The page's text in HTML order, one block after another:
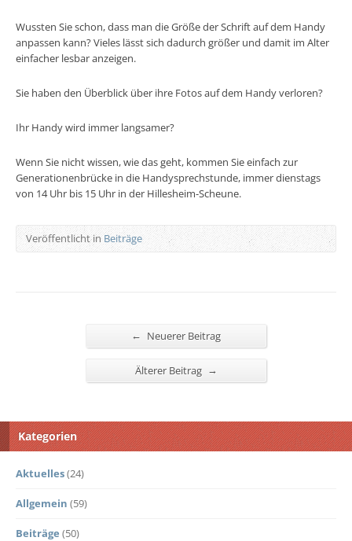
Wussten Sie schon, dass man die Größe der Schrift auf dem Handy
anpassen kann? Vieles lässt sich dadurch größer und damit im Alter
einfacher lesbar anzeigen.
Sie haben den Überblick über ihre Fotos auf dem Handy verloren?
Ihr Handy wird immer langsamer?
Wenn Sie nicht wissen, wie das geht, kommen Sie einfach zur
Generationenbrücke in die Handysprechstunde, immer dienstags
von 14 Uhr bis 15 Uhr in der Hillesheim-Scheune.
Veröffentlicht inBeiträge
← Neuerer Beitrag
Älterer Beitrag →
Kategorien
Aktuelles(24)
Allgemein (59)
Beiträge (50)